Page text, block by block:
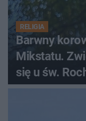
RELIGIA
Barwny
Mikstatu.
się u św.